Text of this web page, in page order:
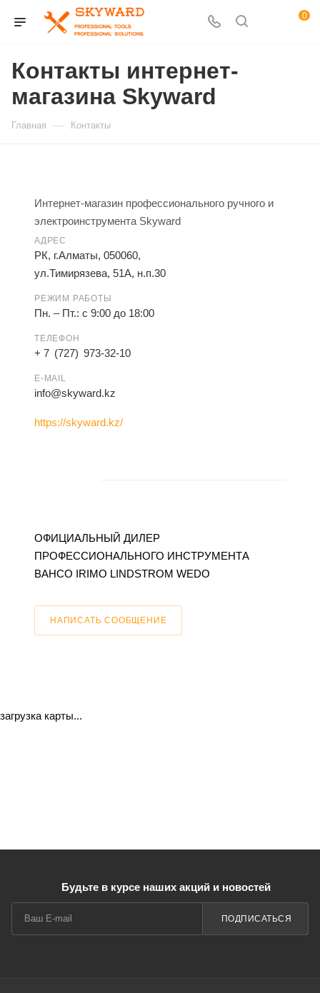
0
Контакты интернет-
магазина Skyward
Главная — Контакты
Интернет-магазин профессионального ручного и
электроинструмента Skyward
АДРЕС
РК, г.Алматы, 050060,
ул.Тимирязева, 51А, н.п.30
РЕЖИМ РАБОТЫ
Пн. – Пт.: с 9:00 до 18:00
ТЕЛЕФОН
+ 7 (727) 973-32-10
E-MAIL
info@skyward.kz
https://skyward.kz/
ОФИЦИАЛЬНЫЙ ДИЛЕР
ПРОФЕССИОНАЛЬНОГО ИНСТРУМЕНТА
BAHCO IRIMO LINDSTROM WEDO
НАПИСАТЬ СООБЩЕНИЕ
загрузка карты...
Будьте в курсе наших акций и новостей
ПОДПИСАТЬСЯ